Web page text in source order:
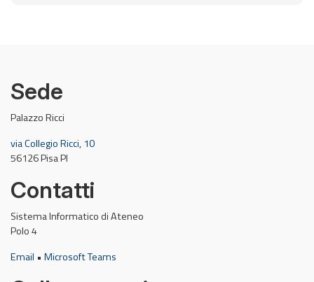
Sede
Palazzo Ricci
via Collegio Ricci, 10
56126 Pisa PI
Contatti
Sistema Informatico di Ateneo
Polo 4
Email • Microsoft Teams